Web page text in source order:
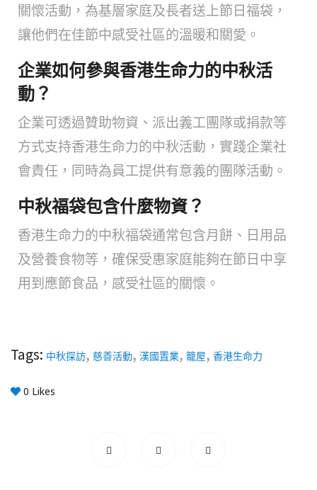
關懷活動，為基層家庭及長者送上節日福袋，
讓他們在佳節中感受社區的溫暖和關愛。
企業如何參與香港生命力的中秋活
動？
企業可透過贊助物資、派出義工團隊或捐款等
方式支持香港生命力的中秋活動，實踐企業社
會責任，同時為員工提供有意義的團隊活動。
中秋福袋包含什麼物資？
香港生命力的中秋福袋通常包含月餅、日用品
及營養食物等，確保受惠家庭能夠在節日中享
用到應節食品，感受社區的關懷。
Tags: 中秋探訪, 慈善活動, 漢國置業, 籠屋, 香港生命力
0 Likes